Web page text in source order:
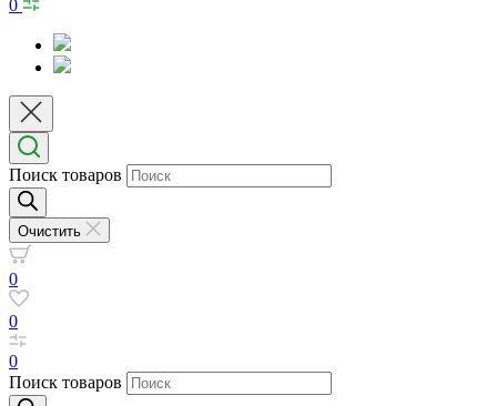
0
Поиск товаров
Очистить
0
0
0
Поиск товаров